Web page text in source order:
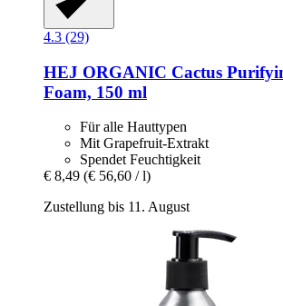
4.3 (29)
HEJ ORGANIC Cactus
Foam, 150 ml
Für alle Hauttypen
Mit Grapefruit-Extrakt
Spendet Feuchtigkeit
€ 8,49 (€ 56,60 / l)
Zustellung bis 11. August